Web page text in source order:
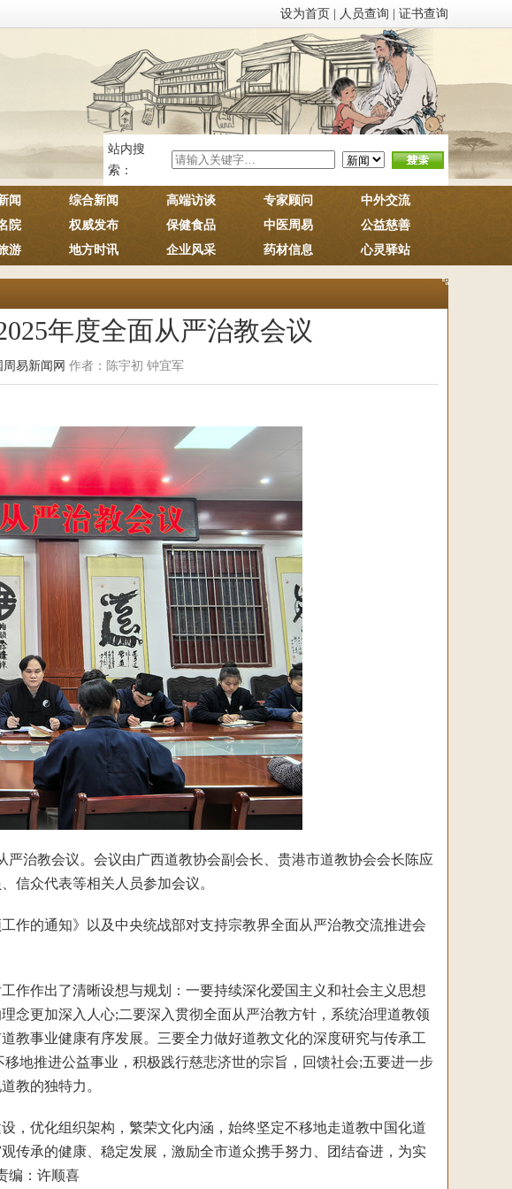
设为首页 人员查询 证书查询
站内搜
索：
闻 综合新闻 高端访谈 专家顾问
中外交流
院 权威发布 保健食品 中医周易
公益慈善
游 地方时讯 企业风采 药材信息 心灵驿站
年度全面从严治教会议
周易新闻网 作者：陈宇初 钟宜军
治教会议。会议由广西道教协会副会长、贵港市道教协会会长陈应
信众代表等相关人员参加会议。
的通知》以及中央统战部对支持宗教界全面从严治教交流推进会
作出了清晰设想与规划：一要持续深化爱国主义和社会主义思想
念更加深入人心;二要深入贯彻全面从严治教方针，系统治理道教领
教事业健康有序发展。三要全力做好道教文化的深度研究与传承工
地推进公益事业，积极践行慈悲济世的宗旨，回馈社会;五要进一步
教的独特力。
优化组织架构，繁荣文化内涵，始终坚定不移地走道教中国化道
传承的健康、稳定发展，激励全市道众携手努力、团结奋进，为实
编：许顺喜